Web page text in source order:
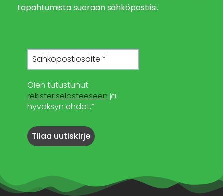
tapahtumista suoraan sähköpostiisi.
Olen tutustunut
rekisteriselosteeseen ja
hyväksyn ehdot.*